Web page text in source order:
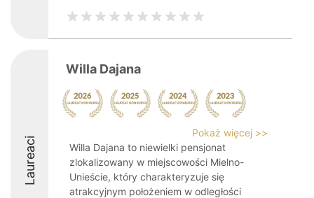
Laureaci
Willa Dajana
Pokaż więcej >>
Willa Dajana to niewielki pensjonat
zlokalizowany w miejscowości Mielno-
Unieście, który charakteryzuje się
atrakcyjnym położeniem w odległości